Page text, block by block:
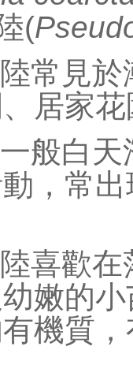
(
常見
居家
一般白
，常
喜歡
嫩的
機質